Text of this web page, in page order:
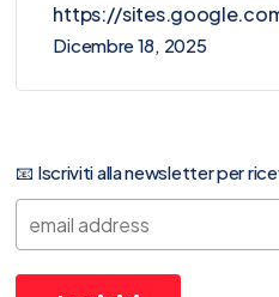
https://
Dicembre 18, 2025
📧 Iscriviti alla newsletter per